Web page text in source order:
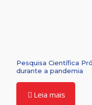
Pesquisa Científica
durante a pandemia
Leia mais